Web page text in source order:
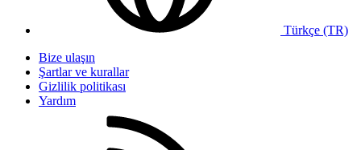
Türkçe (TR)
Bize ulaşın
Şartlar ve kurallar
Gizlilik politikası
Yardım